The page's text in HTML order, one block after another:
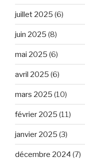
juillet 2025 (6)
juin 2025 (8)
mai 2025 (6)
avril 2025 (6)
mars 2025 (10)
février 2025 (11)
janvier 2025 (3)
décembre 2024 (7)